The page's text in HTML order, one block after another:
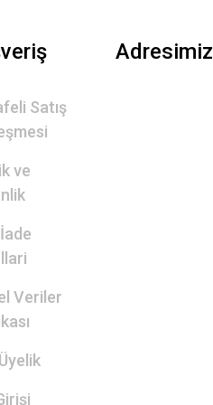
Satış
ve
Veriler
Adresimiz